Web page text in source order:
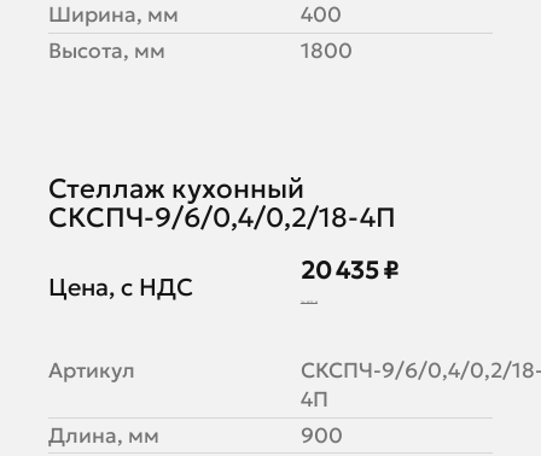
Ширина, мм
400
Высота, мм
1800
Стеллаж кухонный
СКСПЧ-9/6/0,4/0,2/18-4П
Цена, с НДС
20 435 ₽
24 921 ₽
Артикул
СКСПЧ-9/6/0,4/0,2/
4П
Длина, мм
900